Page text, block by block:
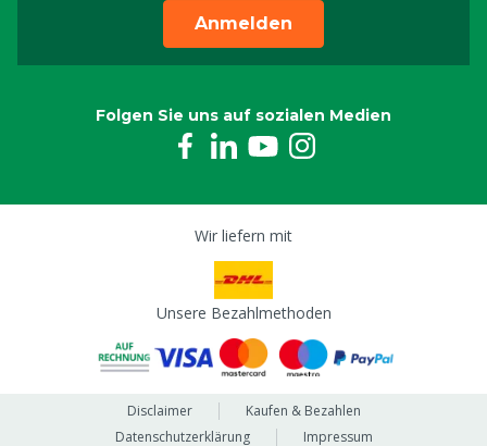
Anmelden
Folgen Sie uns auf sozialen Medien
Wir liefern mit
Unsere Bezahlmethoden
Disclaimer
Kaufen & Bezahlen
Datenschutzerklärung
Impressum